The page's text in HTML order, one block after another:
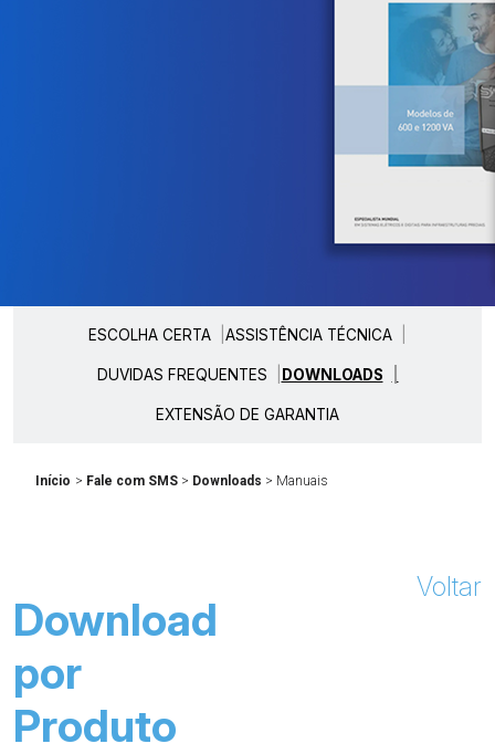
ESCOLHA CERTA ASSISTÊNCIA TÉCNICA
DUVIDAS FREQUENTES DOWNLOADS
EXTENSÃO DE GARANTIA
Início > Fale com SMS > Downloads > Manuais
Download
por
Produto
Voltar